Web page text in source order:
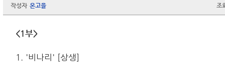
작성자 온고을 조
<1부>
1. '비나리' [상생]